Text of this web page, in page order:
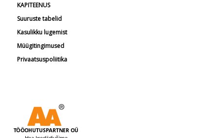
KAPITEENUS
Suuruste tabelid
Kasulikku lugemist
Müügitingimused
Privaatsuspoliitika